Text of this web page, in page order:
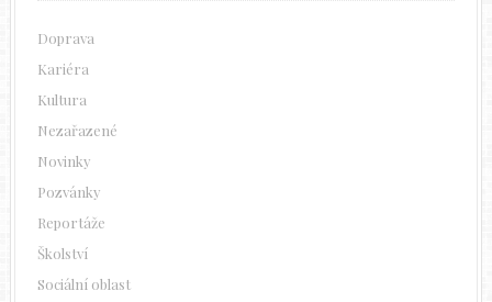
Doprava
Kariéra
Kultura
Nezařazené
Novinky
Pozvánky
Reportáže
Školství
Sociální oblast